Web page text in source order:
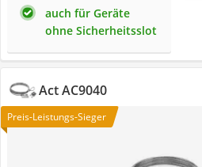
auch für Geräte
ohne Sicherheitsslot
Act AC9040
Preis-Leistungs-Sieger